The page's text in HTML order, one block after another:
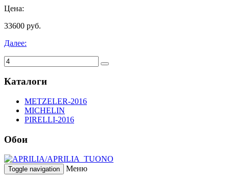
Цена:
33600 руб.
Далее:
Каталоги
METZELER-2016
MICHELIN
PIRELLI-2016
Обои
Toggle navigation Меню